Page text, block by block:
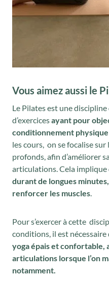
Vous aimez aussi le
Le Pilates est une
d’exercicesayant pour
conditionnement
les cours, on se focalise
profonds, afin d’améliorer
articulations. Cela
durant de longues
renforcer les muscles.
Pour s’exercer à cette
conditions, il est nécessaire
yoga épais et confortable,
articulations lorsque l’on
notamment.